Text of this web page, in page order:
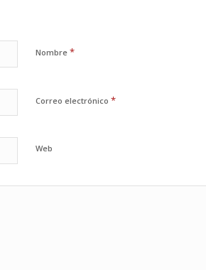
Nombre *
Correo electrónico *
Web